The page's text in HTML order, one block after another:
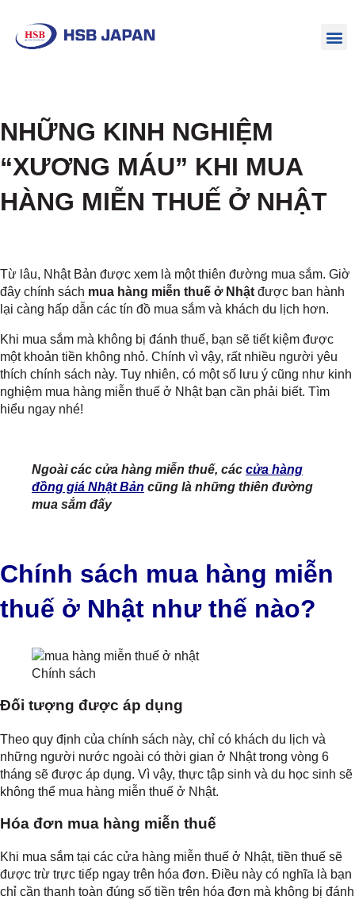
NHỮNG KINH NGHIỆM
“XƯƠNG MÁU” KHI MUA
HÀNG MIỄN THUẾ Ở NHẬT
Từ lâu, Nhật Bản được xem là một thiên đường mua sắm. Giờ
đây chính sách mua hàng miễn thuế ở Nhật được ban hành
lại càng hấp dẫn các tín đồ mua sắm và khách du lịch hơn.
Khi mua sắm mà không bị đánh thuế, bạn sẽ tiết kiệm được
một khoản tiền không nhỏ. Chính vì vậy, rất nhiều người yêu
thích chính sách này. Tuy nhiên, có một số lưu ý cũng như kinh
nghiệm mua hàng miễn thuế ở Nhật bạn cần phải biết. Tìm
hiểu ngay nhé!
Ngoài các cửa hàng miễn thuế, các cửa hàng
đồng giá Nhật Bản cũng là những thiên đường
mua sắm đấy
Chính sách mua hàng miễn
thuế ở Nhật như thế nào?
Chính sách
Đối tượng được áp dụng
Theo quy định của chính sách này, chỉ có khách du lịch và
những người nước ngoài có thời gian ở Nhật trong vòng 6
tháng sẽ được áp dụng. Vì vậy, thực tập sinh và du học sinh sẽ
không thể mua hàng miễn thuế ở Nhật.
Hóa đơn mua hàng miễn thuế
Khi mua sắm tại các cửa hàng miễn thuế ở Nhật, tiền thuế sẽ
được trừ trực tiếp ngay trên hóa đơn. Điều này có nghĩa là bạn
chỉ cần thanh toàn đúng số tiền trên hóa đơn mà không bị đánh